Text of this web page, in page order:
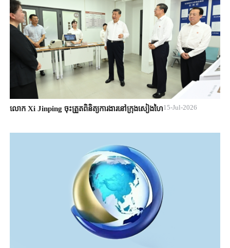
លោក Xi Jinping ចុះត្រួតពិនិត្យការងារនៅក្រុងសៀងហៃ15-Jul-2026